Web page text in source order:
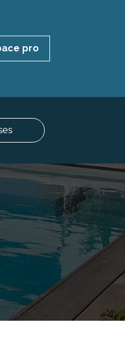
pro